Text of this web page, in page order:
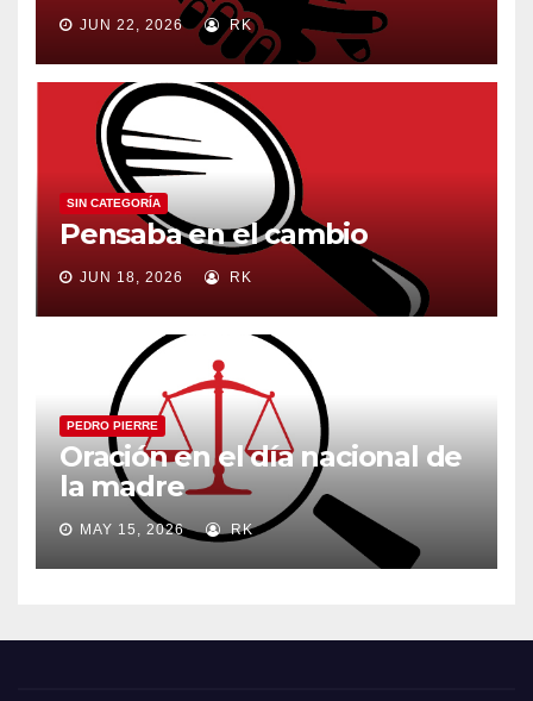
JUN 22, 2026 RK
SIN CATEGORÍA
Pensaba en el cambio
JUN 18, 2026 RK
PEDRO PIERRE
Oración en el día nacional de
la madre
MAY 15, 2026 RK